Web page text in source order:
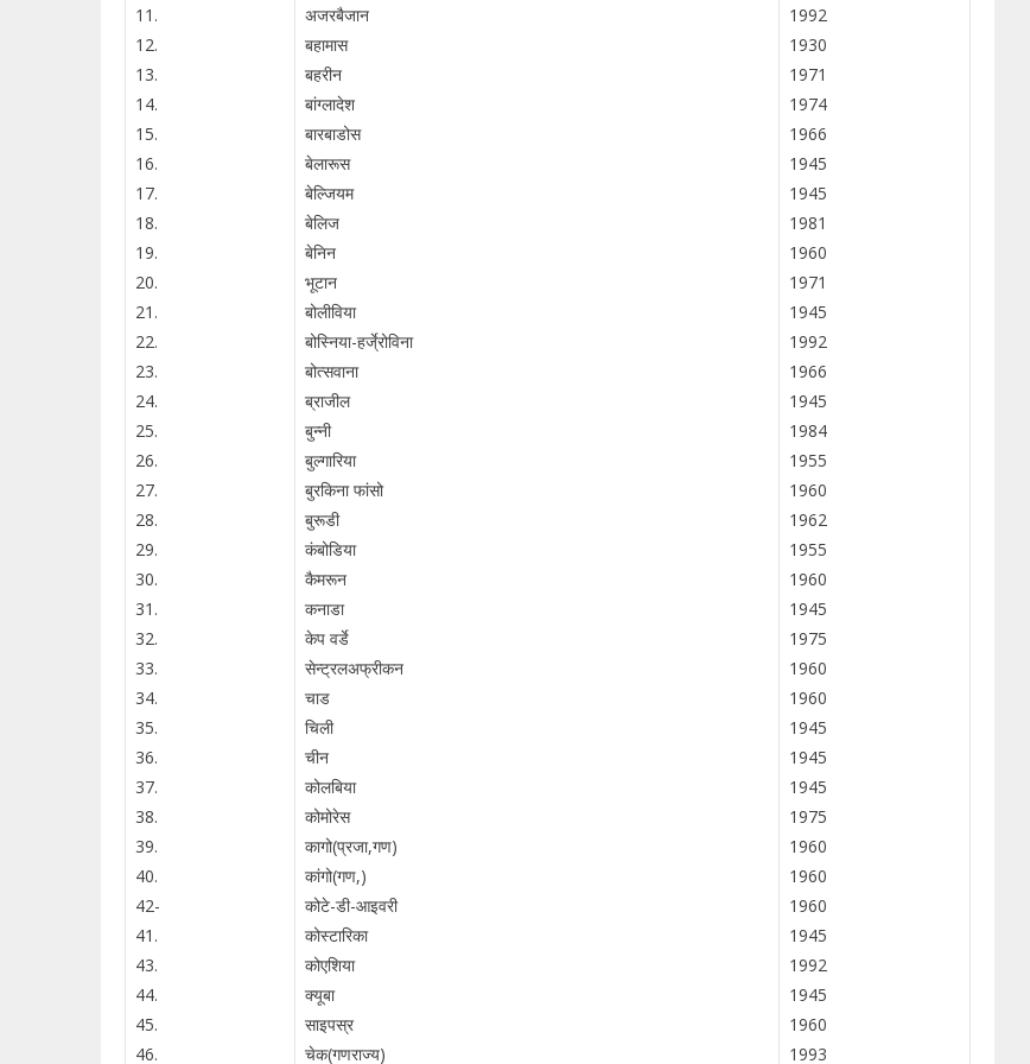
11.
12.
13.
14.
15.
16.
17.
18.
19.
20.
21.
22.
23.
24.
25.
26.
27.
28.
29.
30.
31.
32.
33.
34.
35.
36.
37.
38.
39.
40.
42-
41.
43.
44.
45.
46.
अजरबैजान
बहामास
बहरीन
बांग्लादेश
बारबाडोस
बेलारूस
बेल्जियम
बेलिज
बेनिन
भूटान
बोलीविया
बोस्निया-हर्जे्रोविना
बोत्सवाना
ब्राजील
बुन्नी
बुल्गारिया
बुरकिना फांसो
बुरूडी
कंबोडिया
कैमरून
कनाडा
केप वर्डे
सेन्ट्रलअफ्रीकन
चाड
चिली
चीन
कोलबिया
कोमोरेस
कागो(प्रजा,गण)
कांगो(गण,)
कोटे-डी-आइवरी
कोस्टारिका
कोएशिया
क्यूबा
साइपस्र
चेक(गणराज्य)
1992
1930
1971
1974
1966
1945
1945
1981
1960
1971
1945
1992
1966
1945
1984
1955
1960
1962
1955
1960
1945
1975
1960
1960
1945
1945
1945
1975
1960
1960
1960
1945
1992
1945
1960
1993